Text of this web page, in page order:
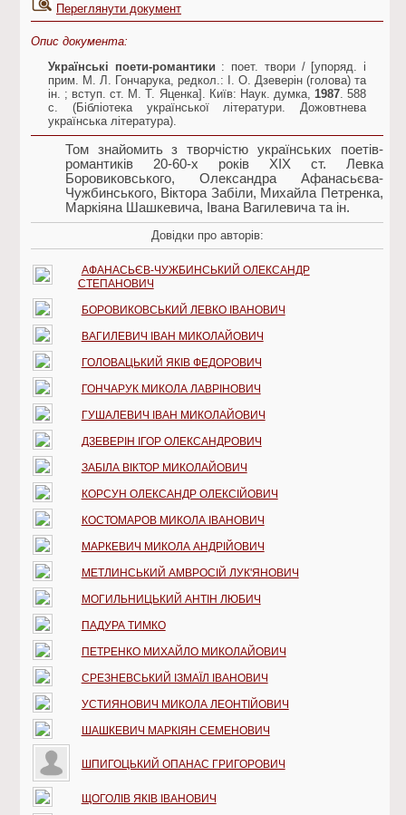
Переглянути документ
Опис документа:
Українські поети-романтики : поет. твори / [упоряд. і
прим. М. Л. Гончарука, редкол.: І. О. Дзеверін (голова) та
ін. ; вступ. ст. М. Т. Яценка]. Київ: Наук. думка, 1987 . 588
c. (Бібліотека української літератури. Дожовтнева
українська література).
Том знайомить з творчістю українських поетів-
романтиків 20-60-х років ХІХ ст. Левка
Боровиковського, Олександра Афанасьєва-
Чужбинського, Віктора Забіли, Михайла Петренка,
Маркіяна Шашкевича, Івана Вагилевича та ін.
Довідки про авторів:
АФАНАСЬЄВ-ЧУЖБИНСЬКИЙ ОЛЕКСАНДР
СТЕПАНОВИЧ
БОРОВИКОВСЬКИЙ ЛЕВКО ІВАНОВИЧ
ВАГИЛЕВИЧ ІВАН МИКОЛАЙОВИЧ
ГОЛОВАЦЬКИЙ ЯКІВ ФЕДОРОВИЧ
ГОНЧАРУК МИКОЛА ЛАВРІНОВИЧ
ГУШАЛЕВИЧ ІВАН МИКОЛАЙОВИЧ
ДЗЕВЕРІН ІГОР ОЛЕКСАНДРОВИЧ
ЗАБІЛА ВІКТОР МИКОЛАЙОВИЧ
КОРСУН ОЛЕКСАНДР ОЛЕКСІЙОВИЧ
КОСТОМАРОВ МИКОЛА ІВАНОВИЧ
МАРКЕВИЧ МИКОЛА АНДРІЙОВИЧ
МЕТЛИНСЬКИЙ АМВРОСІЙ ЛУК'ЯНОВИЧ
МОГИЛЬНИЦЬКИЙ АНТІН ЛЮБИЧ
ПАДУРА ТИМКО
ПЕТРЕНКО МИХАЙЛО МИКОЛАЙОВИЧ
СРЕЗНЕВСЬКИЙ ІЗМАЇЛ ІВАНОВИЧ
УСТИЯНОВИЧ МИКОЛА ЛЕОНТІЙОВИЧ
ШАШКЕВИЧ МАРКІЯН СЕМЕНОВИЧ
ШПИГОЦЬКИЙ ОПАНАС ГРИГОРОВИЧ
ЩОГОЛІВ ЯКІВ ІВАНОВИЧ